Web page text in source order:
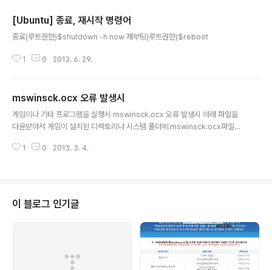
[Ubuntu] 종료, 재시작 명령어
종료(루트권한)$shutdown -h now 재부팅(루트권한)$reboot
1 0 2013. 6. 29.
mswinsck.ocx 오류 발생시
게임이나 기타 프로그램을 실행시 mswinsck.ocx 오류 발생시 아래 파일을
다운받아서 게임이 설치된 디렉토리나 시스템 폴더에 mswinsck.ocx파일을
경우 C:\Windows\SysWOW64
1 0 2013. 3. 4.
이 블로그 인기글